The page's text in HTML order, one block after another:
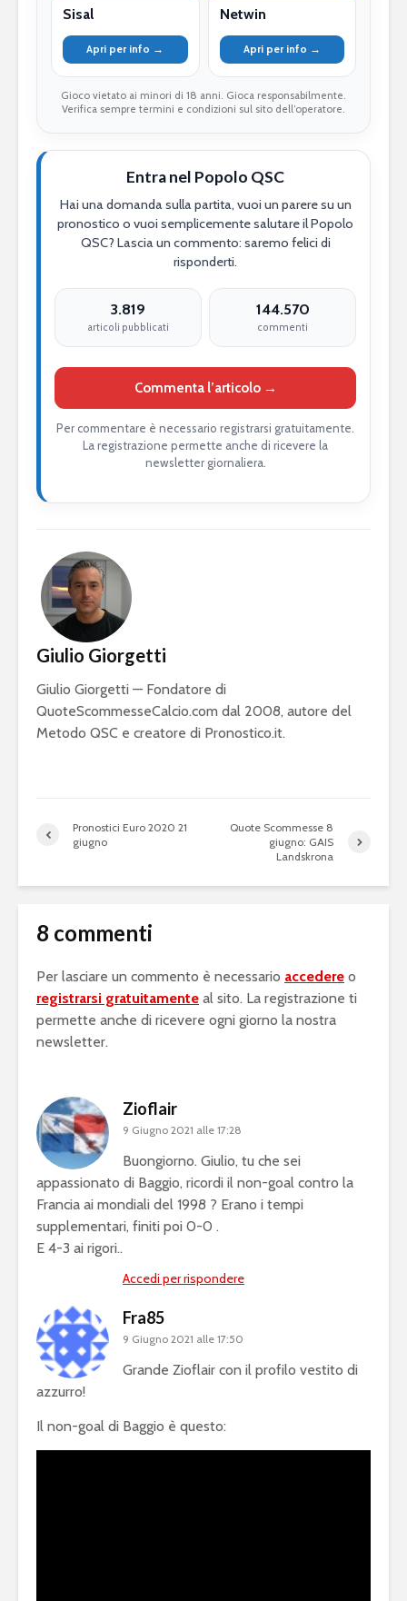
Sisal
Apri per info →
Netwin
Apri per info →
Gioco vietato ai minori di 18 anni. Gioca responsabilmente.
Verifica sempre termini e condizioni sul sito dell’operatore.
Entra nel Popolo QSC
Hai una domanda sulla partita, vuoi un parere su un
pronostico o vuoi semplicemente salutare il Popolo
QSC? Lascia un commento: saremo felici di
risponderti.
3.819
articoli pubblicati
144.570
commenti
Commenta l’articolo →
Per commentare è necessario registrarsi gratuitamente.
La registrazione permette anche di ricevere la
newsletter giornaliera.
Giulio Giorgetti
Giulio Giorgetti — Fondatore di
QuoteScommesseCalcio.com dal 2008, autore del
Metodo QSC e creatore di Pronostico.it.
Pronostici Euro 2020 21
giugno
Quote Scommesse 8
giugno: GAIS
Landskrona
8 commenti
Per lasciare un commento è necessario accedere o
registrarsi gratuitamente al sito. La registrazione ti
permette anche di ricevere ogni giorno la nostra
newsletter.
Zioflair
9 Giugno 2021 alle 17:28
Buongiorno. Giulio, tu che sei
appassionato di Baggio, ricordi il non-goal contro la
Francia ai mondiali del 1998 ? Erano i tempi
supplementari, finiti poi 0-0 .
E 4-3 ai rigori..
Accedi per rispondere
Fra85
9 Giugno 2021 alle 17:50
Grande Zioflair con il profilo vestito di
azzurro!
Il non-goal di Baggio è questo: